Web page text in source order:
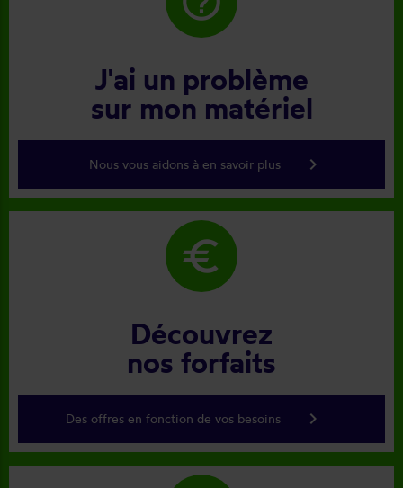
J'ai un problème
sur mon matériel
Nous vous aidons à en savoir plus keyboard_arrow_right
euro
Découvrez
nos forfaits
Des offres en fonction de vos besoins keyboard_arrow_right